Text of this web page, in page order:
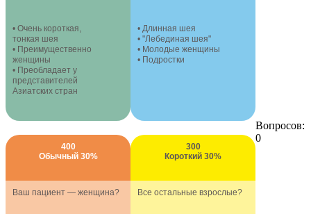
• Очень короткая,
тонкая шея
• Преимущественно
женщины
• Преобладает у
представителей
Азиатских стран
• Длинная шея
• "Лебединая шея"
• Молодые женщины
• Подростки
400
Обычный 30%
Ваш пациент — женщина?
300
Короткий 30%
Все остальные взрослые?
Вопросов:
0